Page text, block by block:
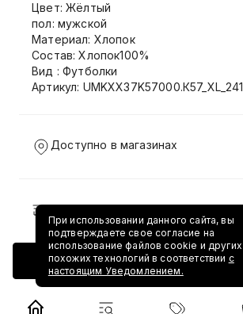
Добавить в корзину
Цвет: Жёлтый
пол: мужской
Материал: Хлопок
Состав: Хлопок100%
Вид : Футболки
Артикул: UMKXX37K57000.К57_XL_241
Доступно в магазинах
Доставка и возврат
При использовании данного сайта, вы
подтверждаете свое согласие на
использование файлов cookie и других
похожих технологий в соответствии с
настоящим Уведомлением.